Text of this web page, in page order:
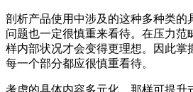
剖析产品使用中涉及的这种多种类的
问题也一定很慎重来看待。在压力范
样内部状况才会变得更理想。因此掌
每一个部分都应很慎重看待。